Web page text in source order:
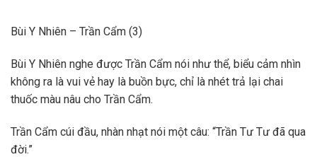
Bùi Y Nhiên – Trần Cẩm (3)
Bùi Y Nhiên nghe được Trần Cẩm nói như thể, biểu cảm nhìn
không ra là vui vẻ hay là buồn bực, chỉ là nhét trả lại chai
thuốc màu nâu cho Trần Cẩm.
Trần Cẩm cúi đầu, nhàn nhạt nói một câu: “Trần Tư Tư đã qua
đời.”